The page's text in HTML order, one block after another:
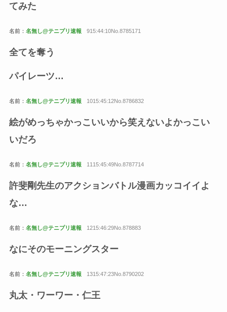
てみた
名前： 名無し@テニプリ速報 915:44:10No.8785171
全てを奪う
パイレーツ…
名前： 名無し@テニプリ速報 1015:45:12No.8786832
絵がめっちゃかっこいいから笑えないよかっこい
いだろ
名前： 名無し@テニプリ速報 1115:45:49No.8787714
許斐剛先生のアクションバトル漫画カッコイイよ
な…
名前： 名無し@テニプリ速報 1215:46:29No.878883
なにそのモーニングスター
名前： 名無し@テニプリ速報 1315:47:23No.8790202
丸太・ワーワー・仁王